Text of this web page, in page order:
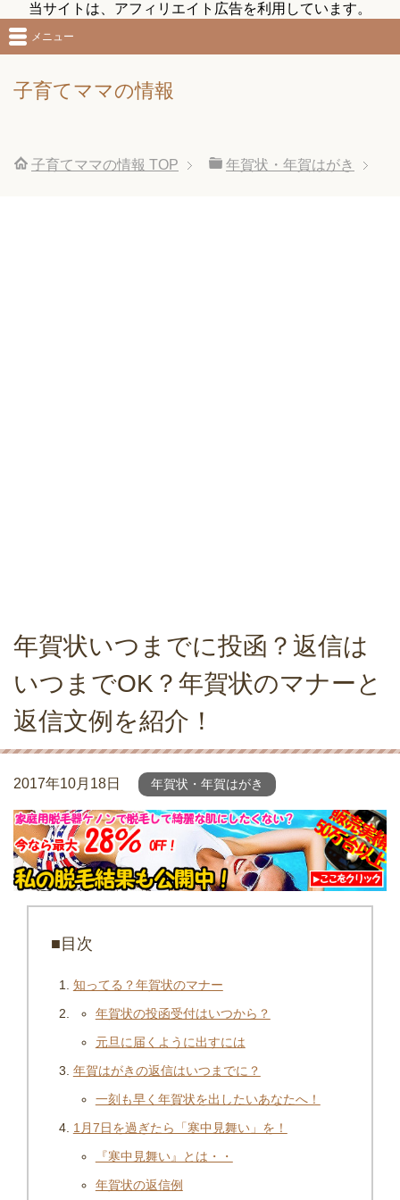
当サイトは、アフィリエイト広告を利用しています。
子育てママの情報
メニュー
子育てママの情報 TOP 年賀状・年賀はがき
年賀状いつまでに投函？返信は
いつまでOK？年賀状のマナーと
返信文例を紹介！
2017年10月18日 年賀状・年賀はがき
■目次
知ってる？年賀状のマナー
年賀状の投函受付はいつから？
元旦に届くように出すには
年賀はがきの返信はいつまでに？
一刻も早く年賀状を出したいあなたへ！
1月7日を過ぎたら「寒中見舞い」を！
『寒中見舞い』とは・・
年賀状の返信例